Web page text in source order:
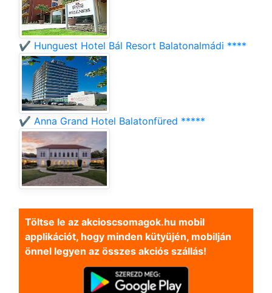
✔️ Hunguest Hotel Bál Resort Balatonalmádi ****
✔️ Anna Grand Hotel Balatonfüred *****
Töltse le az akcioscsomagok.hu mobil
applikációt, hogy minden kütyüjén, mobilján
önnel legyen az összes akciós szállás!